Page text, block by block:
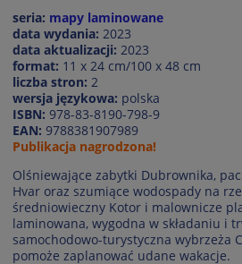
seria: mapy laminowane
data wydania: 2023
data aktualizacji: 2023
format: 11 x 24 cm/100 x 48 cm
liczba stron: 2
wersja językowa: polska
ISBN: 978-83-8190-798-9
EAN: 9788381907989
Publikacja nagrodzona!
Olśniewające zabytki Dubrownika,
Hvar oraz szumiące wodospady na
średniowieczny Kotor i malownicze
laminowana, wygodna w składaniu i
samochodowo-turystyczna wybrzeża
pomoże zaplanować udane wakacje.